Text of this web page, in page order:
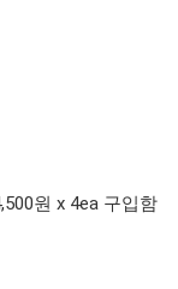
원 x 4ea 구입함